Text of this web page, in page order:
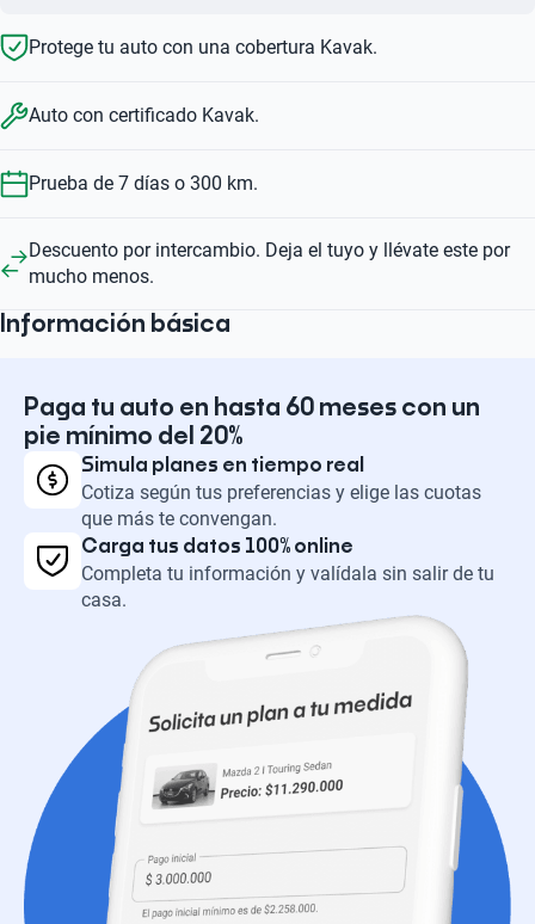
Protege tu auto con una cobertura Kavak.
Auto con certificado Kavak.
Prueba de 7 días o 300 km.
Descuento por intercambio. Deja el tuyo y llévate este por
mucho menos.
Información básica
Paga tu auto en hasta 60 meses con un
pie mínimo del 20%
Simula planes en tiempo real
Cotiza según tus preferencias y elige las cuotas
que más te convengan.
Carga tus datos 100% online
Completa tu información y valídala sin salir de tu
casa.